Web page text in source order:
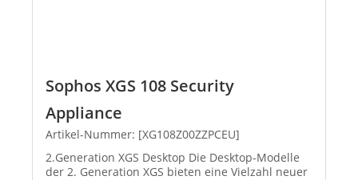
Sophos XGS 108 Security
Appliance
Artikel-Nummer: [XG108Z00ZZPCEU]
2.Generation XGS Desktop Die Desktop-Modelle
der 2. Generation XGS bieten eine Vielzahl neuer